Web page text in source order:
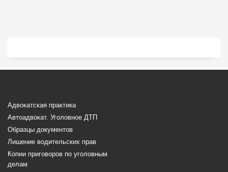
Адвокатская практика
Автоадвокат. Уголовное ДТП
Образцы документов
Лишение водительских прав
Копии приговоров по уголовным
делам